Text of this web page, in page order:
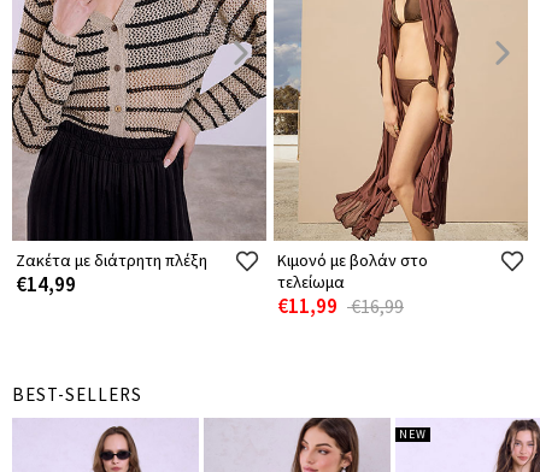
Ζακέτα με διάτρητη πλέξη
€14,99
Κιμονό με βολάν στο
τελείωμα
€11,99 €16,99
BEST-SELLERS
NEW